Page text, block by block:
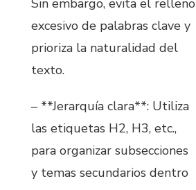
excesivo de palabras clave y
prioriza la naturalidad del
texto.
– **Jerarquía clara**: Utiliza
las etiquetas H2, H3, etc.,
para organizar subsecciones
y temas secundarios dentro